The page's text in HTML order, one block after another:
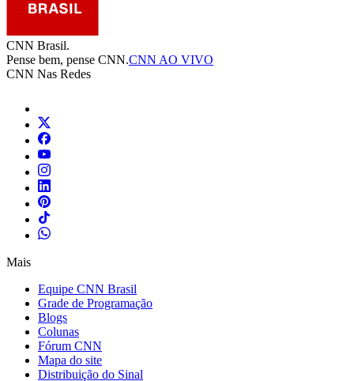
CNN Brasil.
Pense bem, pense CNN.CNN AO VIVO
CNN Nas Redes
Mais
Equipe CNN Brasil
Grade de Programação
Blogs
Colunas
Fórum CNN
Mapa do site
Distribuição do Sinal